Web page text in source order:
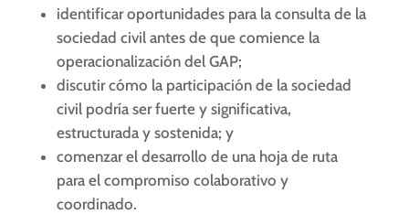
identificar oportunidades para la consulta de la
sociedad civil antes de que comience la
operacionalización del GAP;
discutir cómo la participación de la sociedad
civil podría ser fuerte y significativa,
estructurada y sostenida; y
comenzar el desarrollo de una hoja de ruta
para el compromiso colaborativo y
coordinado.